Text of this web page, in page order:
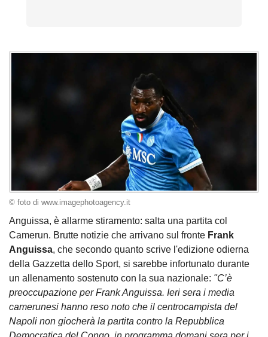
© foto di www.imagephotoagency.it
Anguissa, è allarme stiramento: salta una partita col
Camerun. Brutte notizie che arrivano sul fronte Frank
Anguissa, che secondo quanto scrive l'edizione odierna
della Gazzetta dello Sport, si sarebbe infortunato durante
un allenamento sostenuto con la sua nazionale: "C’è
preoccupazione per Frank Anguissa. Ieri sera i media
camerunesi hanno reso noto che il centrocampista del
Napoli non giocherà la partita contro la Repubblica